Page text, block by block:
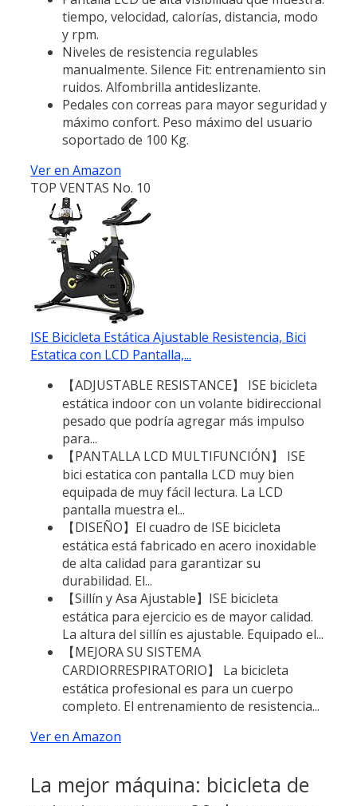
tiempo, velocidad, calorías, distancia, modo
y rpm.
Niveles de resistencia regulables
manualmente. Silence Fit: entrenamiento sin
ruidos. Alfombrilla antideslizante.
Pedales con correas para mayor seguridad y
máximo confort. Peso máximo del usuario
soportado de 100 Kg.
Ver en Amazon
TOP VENTAS No. 10
ISE Bicicleta Estática Ajustable Resistencia, Bici
Estatica con LCD Pantalla,...
【ADJUSTABLE RESISTANCE】 ISE bicicleta
estática indoor con un volante bidireccional
pesado que podría agregar más impulso
para...
【PANTALLA LCD MULTIFUNCIÓN】 ISE
bici estatica con pantalla LCD muy bien
equipada de muy fácil lectura. La LCD
pantalla muestra el...
【DISEÑO】El cuadro de ISE bicicleta
estática está fabricado en acero inoxidable
de alta calidad para garantizar su
durabilidad. El...
【Sillín y Asa Ajustable】ISE bicicleta
estática para ejercicio es de mayor calidad.
La altura del sillín es ajustable. Equipado el...
【MEJORA SU SISTEMA
CARDIORRESPIRATORIO】 La bicicleta
estática profesional es para un cuerpo
completo. El entrenamiento de resistencia...
Ver en Amazon
La mejor máquina: bicicleta de